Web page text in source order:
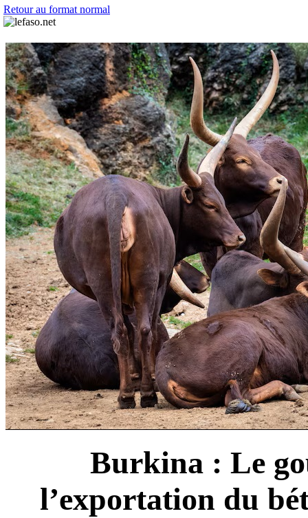
Retour au format normal
Burkina : Le
l’exportation du